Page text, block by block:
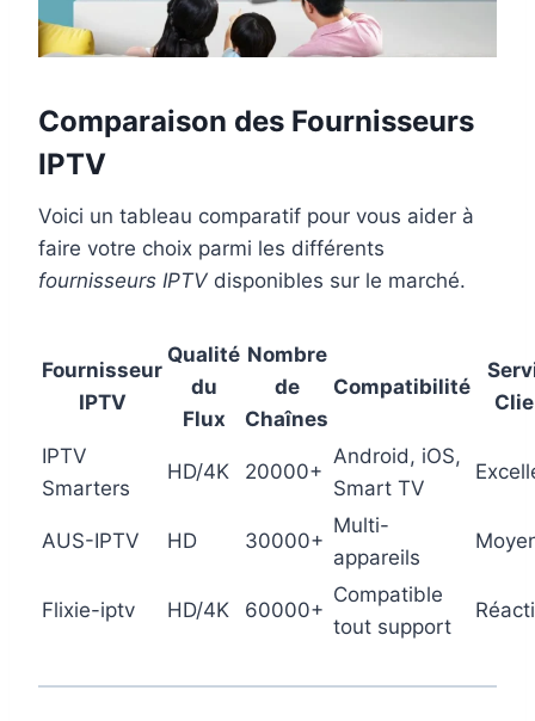
Comparaison des Fournisseurs
IPTV
Voici un tableau comparatif pour vous aider à
faire votre choix parmi les différents
fournisseurs IPTV disponibles sur le marché.
Fournisseur
IPTV
Qualité
du
Flux
Nombre
de
Chaînes
Compatibilité
IPTV
Smarters
HD/4K 20000+
Android, iOS,
Smart TV
AUS-IPTV HD 30000+
Multi-
appareils
Flixie-iptv HD/4K 60000+
Compatible
tout support